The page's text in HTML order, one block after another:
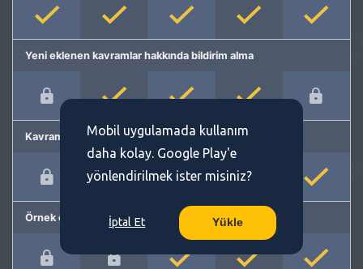
Yeni eklenen kavramlar hakkında bildirim alma
Kavram önerme
Örnek cümleler
Mobil uygulamada kullanım
daha kolay. Google Play'e
yönlendirilmek ister misiniz?
İptal Et Yükle